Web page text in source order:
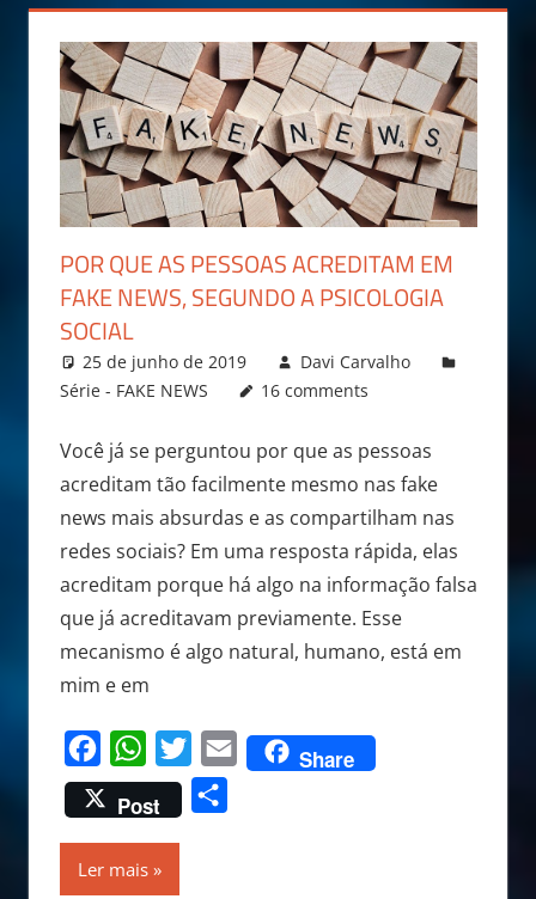
POR QUE AS PESSOAS ACREDITAM EM
FAKE NEWS, SEGUNDO A PSICOLOGIA
SOCIAL
25 de junho de 2019
Davi Carvalho
Série - FAKE NEWS
16 comments
Você já se perguntou por que as pessoas
acreditam tão facilmente mesmo nas fake
news mais absurdas e as compartilham nas
redes sociais? Em uma resposta rápida, elas
acreditam porque há algo na informação falsa
que já acreditavam previamente. Esse
mecanismo é algo natural, humano, está em
mim e em
FacebookWhatsApp
TwitterEmail Share
Post
Ler mais